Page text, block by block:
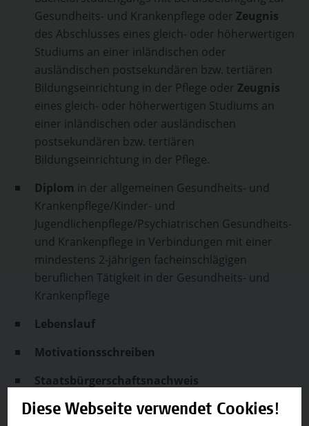
Gesundheits- und Krankenpflege oder Zeugnis
des Abschlusses eines gleich- oder höherwertigen
Studiums an einer inländischen oder
ausländischen postsekundären bzw. tertiären
Bildungseinrichtung in der Pflege oder Zeugnis
eines gleich- oder höherwertigen Studiums an
einer inländischen oder ausländischen
postsekundären bzw. tertiären
Bildungseinrichtung in der Pflege.
Diplom in der allgemeinen Gesundheits- und
Krankenpflege/Kinder- und
Jugendlichenpflege/Psychiatrischen Gesundheits-
und Krankenpflege in Verbindungen mit einer
mindestens 2-jährigen facheinschlägigen
beruflichen Tätigkeit in der Gesundheits- und
Krankenpflege
Lebenslauf
Motivationsschreiben
Staatsbürgerschaftsnachweis
Geburtsurkunde
Diese Webseite verwendet Cookies!